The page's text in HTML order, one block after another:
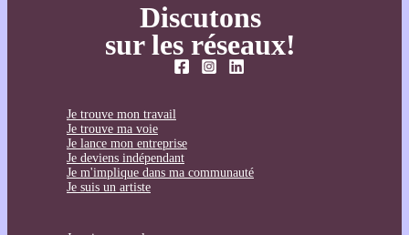
Discutons
sur les réseaux!
Je trouve mon travail
Je trouve ma voie
Je lance mon entreprise
Je deviens indépendant
Je m'implique dans ma communauté
Je suis un artiste